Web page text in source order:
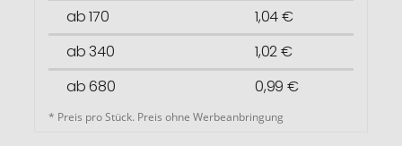
ab 170
1,04 €
ab 340
1,02 €
ab 680
0,99 €
* Preis pro Stück. Preis ohne Werbeanbringung